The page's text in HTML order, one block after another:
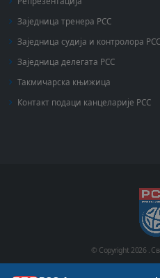
Заједница тренера РСС
Заједница судија и контролора РСС
Заједница делегата РСС
Такмичарска књижица
Контакт подаци канцеларије РСС
© Copyright2026 .